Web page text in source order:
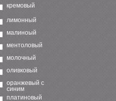
кремовый
лимонный
малиноый
ментоловый
молочный
оливковый
оранжевый с
синим
платиновый